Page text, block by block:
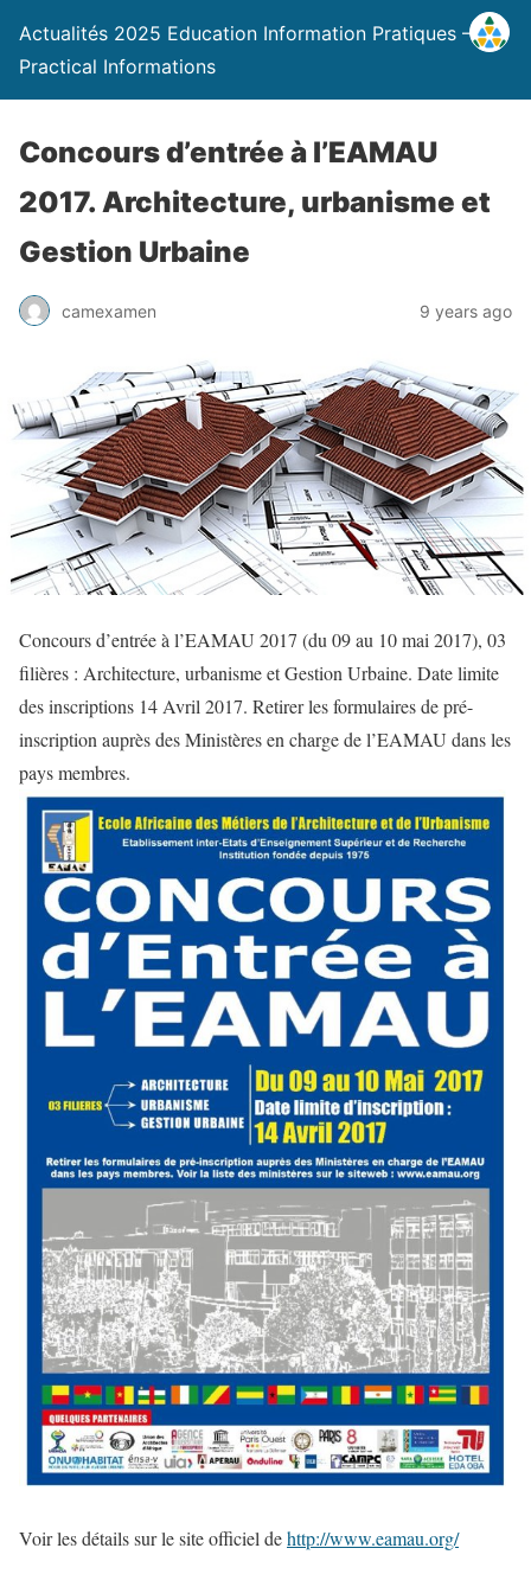
Actualités 2025 Education Information Pratiques –
Practical Informations
Concours d’entrée à l’EAMAU
2017. Architecture, urbanisme et
Gestion Urbaine
camexamen 9 years ago
Concours d’entrée à l’EAMAU 2017 (du 09 au 10 mai 2017), 03
filières : Architecture, urbanisme et Gestion Urbaine. Date limite
des inscriptions 14 Avril 2017. Retirer les formulaires de pré-
inscription auprès des Ministères en charge de l’EAMAU dans les
pays membres.
Voir les détails sur le site officiel dehttp://www.eamau.org/